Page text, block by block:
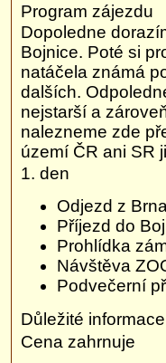
Program zájezdu
Dopoledne
Bojnice. Poté si
natáčela známá
dalších.
nejstarší a
nalezneme zde
území ČR ani SR
1. den
Odjezd z
Příjezd do
Prohlídka
Návštěva
Podvečerní
Důležité
Cena zahrnuje